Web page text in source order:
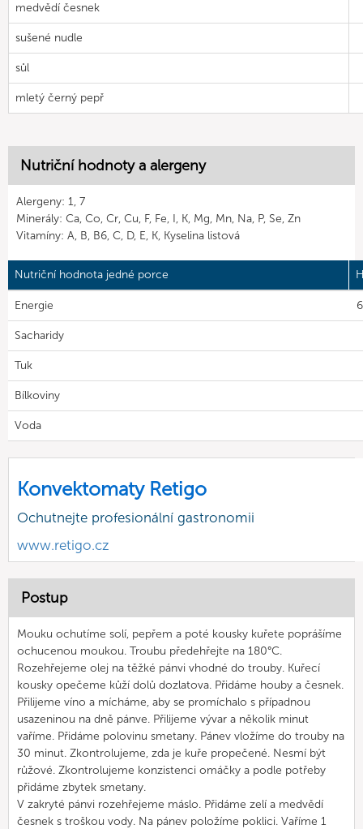
medvědí česnek
sušené nudle
sůl
mletý černý pepř
Nutriční hodnoty a alergeny
Alergeny: 1, 7
Minerály: Ca, Co, Cr, Cu, F, Fe, I, K, Mg, Mn, Na, P, Se, Zn
Vitamíny: A, B, B6, C, D, E, K, Kyselina listová
Nutriční hodnota jedné porce
Energie
Sacharidy
Tuk
Bílkoviny
Voda
Konvektomaty Retigo
Ochutnejte profesionální gastronomii
www.retigo.cz
Postup
Mouku ochutíme solí, pepřem a poté kousky kuřete poprášíme
ochucenou moukou. Troubu předehřejte na 180°C.
Rozehřejeme olej na těžké pánvi vhodné do trouby. Kuřecí
kousky opečeme kůží dolů dozlatova. Přidáme houby a česnek.
Přilijeme víno a mícháme, aby se promíchalo s případnou
usazeninou na dně pánve. Přilijeme vývar a několik minut
vaříme. Přidáme polovinu smetany. Pánev vložíme do trouby na
30 minut. Zkontrolujeme, zda je kuře propečené. Nesmí být
růžové. Zkontrolujeme konzistenci omáčky a podle potřeby
přidáme zbytek smetany.
V zakryté pánvi rozehřejeme máslo. Přidáme zelí a medvědí
česnek s troškou vody. Na pánev položíme poklici. Vaříme 1